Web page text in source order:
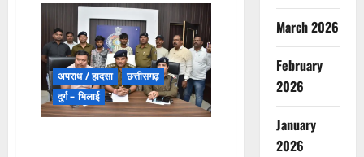
BREAKING:
उपचुनाव
में
भाजपा
प्रत्याशी
चंदन
यादव
की
निर्विरोध
जीत
अपराध / हादसा
छत्तीसगढ़
दुर्ग – भिलाई
March 2026
February
2026
January
2026